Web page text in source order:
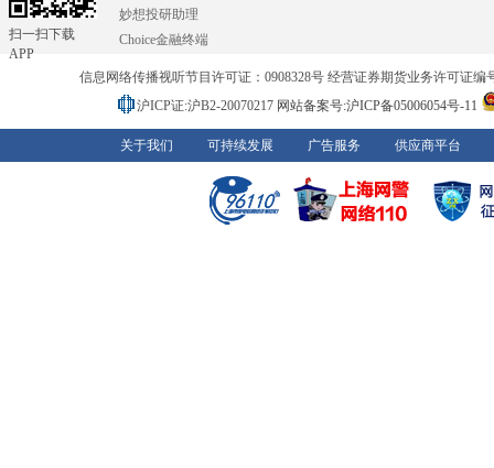
扫一扫下载
APP
妙想投研助理
Choice金融终端
信息网络传播视听节目许可证：0908328号 经营证券期货业务许可证编
沪ICP证:沪B2-20070217 网站备案号:沪ICP备05006054号-11
关于我们 可持续发展 广告服务 供应商平台